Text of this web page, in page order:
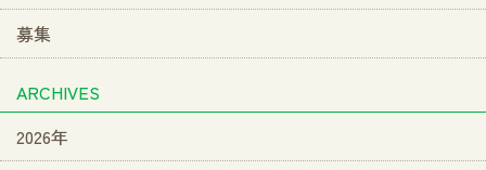
募集
ARCHIVES
2026年